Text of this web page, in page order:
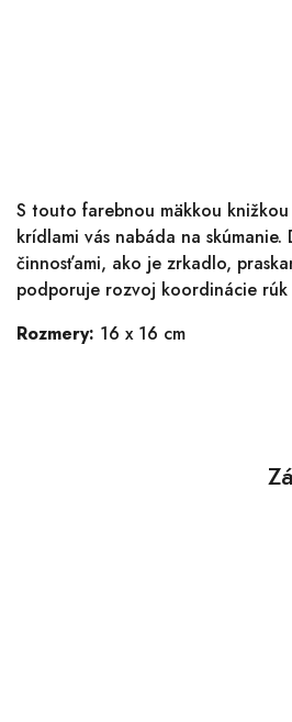
S touto farebnou mäkkou
krídlami vás nabáda na
činnosťami, ako je zrkadlo,
podporuje rozvoj koordinácie rúk
Rozmery: 16 x 16 cm